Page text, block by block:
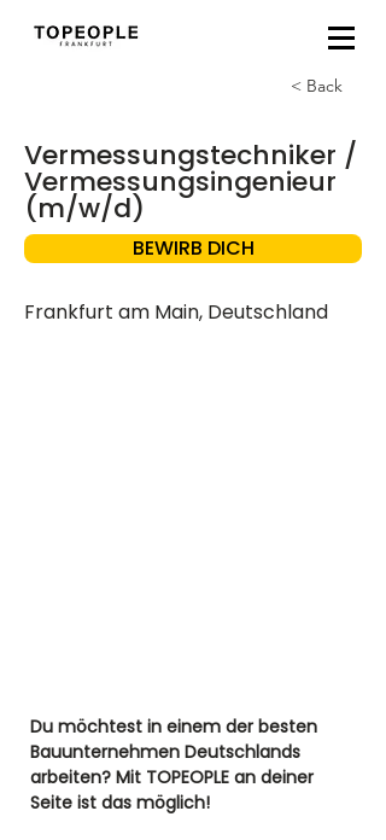
Vermessungstechniker /
Vermessungsingenieur
(m/w/d)
BEWIRB DICH
Frankfurt am Main, Deutschland
< Back
Du möchtest in einem der besten
Bauunternehmen Deutschlands
arbeiten? Mit TOPEOPLE an deiner
Seite ist das möglich!